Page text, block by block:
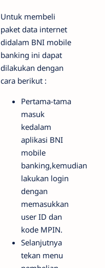
Untuk membeli
paket data internet
didalam BNI mobile
banking ini dapat
dilakukan dengan
cara berikut :
Pertama-tama
masuk
kedalam
aplikasi BNI
mobile
banking,kemudian
lakukan login
dengan
memasukkan
user ID dan
kode MPIN.
Selanjutnya
tekan menu